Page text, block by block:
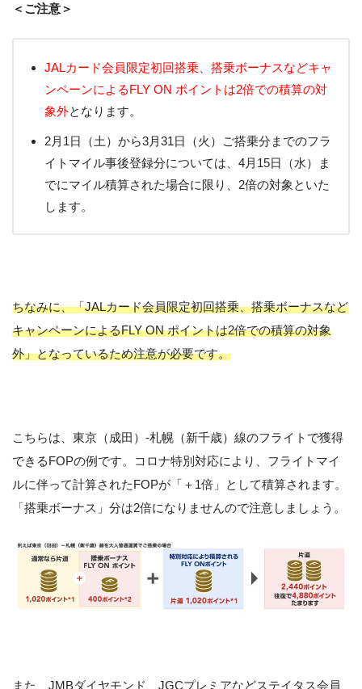
＜ご注意＞
JALカード会員限定初回搭乗、搭乗ボーナスなどキャ
ンペーンによるFLY ON ポイントは2倍での積算の対
象外となります。
2月1日（土）から3月31日（火）ご搭乗分までのフラ
イトマイル事後登録分については、4月15日（水）ま
でにマイル積算された場合に限り、2倍の対象といた
します。
ちなみに、「JALカード会員限定初回搭乗、搭乗ボーナスなど
キャンペーンによるFLY ON ポイントは2倍での積算の対象
外」となっているため注意が必要です。
こちらは、東京（成田）-札幌（新千歳）線のフライトで獲得
できるFOPの例です。コロナ特別対応により、フライトマイ
ルに伴って計算されたFOPが「＋1倍」として積算されます。
「搭乗ボーナス」分は2倍になりませんので注意しましょう。
また、JMBダイヤモンド、JGCプレミアなどステイタス会員